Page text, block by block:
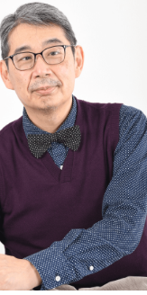
やライヴがスター
ったにも関わら
。3つの会場では、
つアーティストた
タイムテーブルと
鎮座DOPENESSがオ
た選曲で会場を温
ろみ「君の名はサ
に鳴り響く。そこ
ライヴへと突入。
にライヴ初披露とな